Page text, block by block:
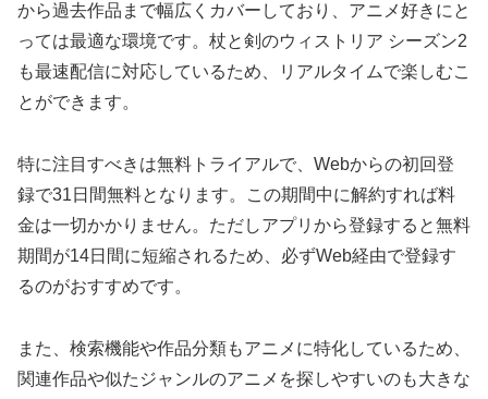
から過去作品まで幅広くカバーしており、アニメ好きにと
っては最適な環境です。杖と剣のウィストリア シーズン2
も最速配信に対応しているため、リアルタイムで楽しむこ
とができます。
特に注目すべきは無料トライアルで、Webからの初回登
録で31日間無料となります。この期間中に解約すれば料
金は一切かかりません。ただしアプリから登録すると無料
期間が14日間に短縮されるため、必ずWeb経由で登録す
るのがおすすめです。
また、検索機能や作品分類もアニメに特化しているため、
関連作品や似たジャンルのアニメを探しやすいのも大きな